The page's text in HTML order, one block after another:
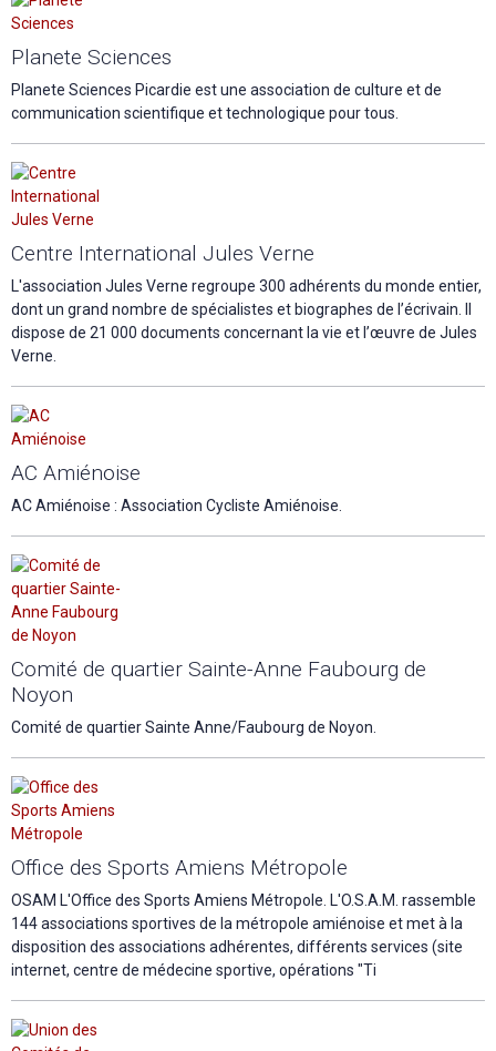
Planete Sciences
Planete Sciences Picardie est une association de culture et de
communication scientifique et technologique pour tous.
Centre International Jules Verne
L'association Jules Verne regroupe 300 adhérents du monde entier,
dont un grand nombre de spécialistes et biographes de l’écrivain. Il
dispose de 21 000 documents concernant la vie et l’œuvre de Jules
Verne.
AC Amiénoise
AC Amiénoise : Association Cycliste Amiénoise.
Comité de quartier Sainte-Anne Faubourg de
Noyon
Comité de quartier Sainte Anne/Faubourg de Noyon.
Office des Sports Amiens Métropole
OSAM L'Office des Sports Amiens Métropole. L'O.S.A.M. rassemble
144 associations sportives de la métropole amiénoise et met à la
disposition des associations adhérentes, différents services (site
internet, centre de médecine sportive, opérations "Ti